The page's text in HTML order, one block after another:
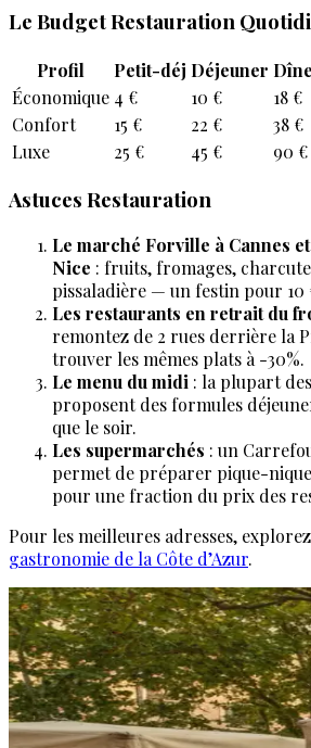
Le Budget Restauration
Profil Petit-déj Déjeuner
Économique 4 € 10 € 18 €
Confort
15 € 22 € 38 €
Luxe
25 € 45 € 90 €
Astuces Restauration
Le marché Forville à Cannes
Nice : fruits, fromages,
pissaladière — un festin pour 10
Les restaurants en retrait du
remontez de 2 rues derrière la
trouver les mêmes plats à -30%.
Le menu du midi : la plupart
proposent des formules
que le soir.
Les supermarchés : un
permet de préparer pique-
pour une fraction du prix des
Pour les meilleures adresses,
gastronomie de la Côte d’Azur.